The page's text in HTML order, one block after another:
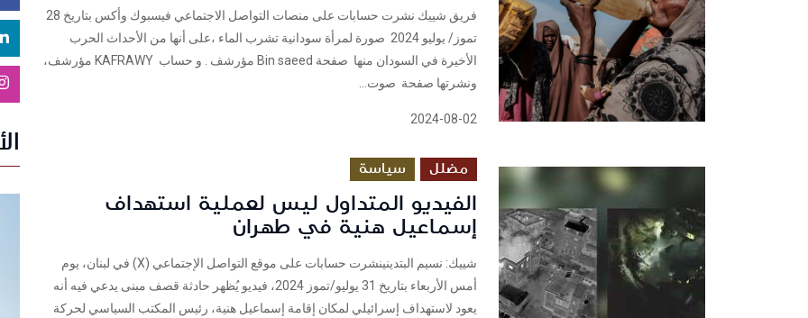
فريق شييك نشرت حسابات على منصات التواصل الاجتماعي فيسبوك وأكس بتاريخ 28
تموز/ يوليو 2024 صورة لمرأة سودانية تشرب الماء ،على أنها من الأحداث الحرب
الأخيرة في السودان منها صفحة Bin saeed مؤرشف . و حساب KAFRAWY مؤرشف،
ونشرتها صفحة صوت...
2024-08-02
مضلل سياسة
الفيديو المتداول ليس لعملية استهداف
إسماعيل هنية في طهران
شييك: نسيم البتدينينشرت حسابات على موقع التواصل الإجتماعي (X) في لبنان، يوم
أمس الأربعاء بتاريخ 31 يوليو/تموز 2024، فيديو يُظهر حادثة قصف مبنى يدعي فيه أنه
يعود لاستهداف إسرائيلي لمكان إقامة إسماعيل هنية، رئيس المكتب السياسي لحركة